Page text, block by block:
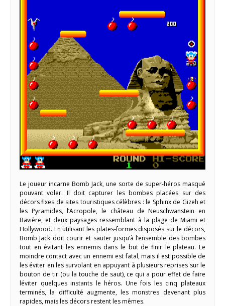
Le joueur incarne Bomb Jack, une sorte de super-héros masqué
pouvant voler. Il doit capturer les bombes placées sur des
décors fixes de sites touristiques célèbres : le Sphinx de Gizeh et
les Pyramides, l’Acropole, le château de Neuschwanstein en
Bavière, et deux paysages ressemblant à la plage de Miami et
Hollywood. En utilisant les plates-formes disposés sur le décors,
Bomb Jack doit courir et sauter jusqu’à l’ensemble des bombes
tout en évitant les ennemis dans le but de finir le plateau. Le
moindre contact avec un ennemi est fatal, mais il est possible de
les éviter en les survolant en appuyant à plusieurs reprises sur le
bouton de tir (ou la touche de saut), ce qui a pour effet de faire
léviter quelques instants le héros. Une fois les cinq plateaux
terminés, la difficulté augmente, les monstres devenant plus
rapides, mais les décors restent les mêmes.